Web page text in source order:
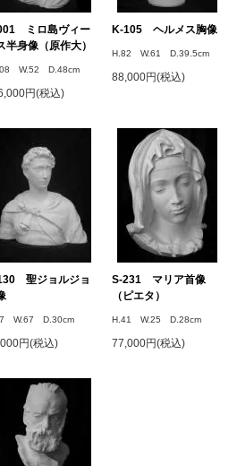
ミロ島ヴィー
半身像（原作大）
W.52 D.48cm
円(税込)
K-105 ヘルメス胸像
H.82 W.61 D.39.5cm
88,000円(税込)
聖ジョルジョ
W.67 D.30cm
円(税込)
S-231 マリア首像
（ピエタ）
H.41 W.25 D.28cm
77,000円(税込)